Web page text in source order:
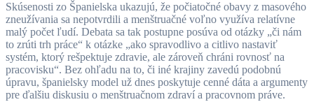
Skúsenosti zo Španielska ukazujú, že počiatočné obavy z masového
zneužívania sa nepotvrdili a menštruačné voľno využíva relatívne
malý počet ľudí. Debata sa tak postupne posúva od otázky „či nám
to zrúti trh práce“ k otázke „ako spravodlivo a citlivo nastaviť
systém, ktorý rešpektuje zdravie, ale zároveň chráni rovnosť na
pracovisku“. Bez ohľadu na to, či iné krajiny zavedú podobnú
úpravu, španielsky model už dnes poskytuje cenné dáta a argumenty
pre ďalšiu diskusiu o menštruačnom zdraví a pracovnom práve.